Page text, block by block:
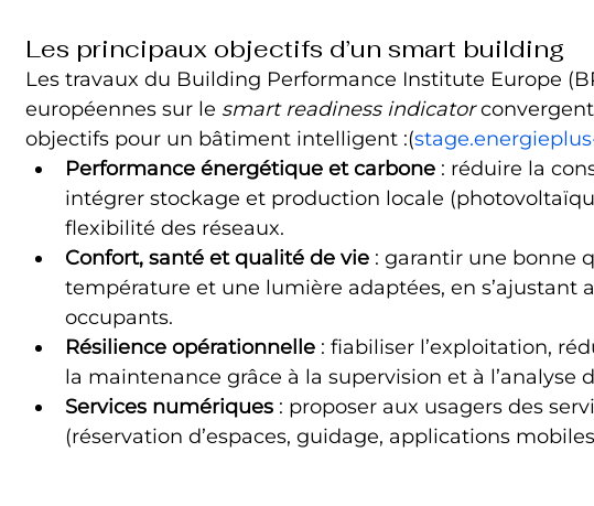
Les principaux objectifs d’un smart building
Les travaux du Building Performance Institute Europe
européennes sur le smart readiness indicator
objectifs pour un bâtiment intelligent :(
Performance énergétique et carbone : réduire la
intégrer stockage et production locale
flexibilité des réseaux.
Confort, santé et qualité de vie : garantir une bonne
température et une lumière adaptées, en s’ajustant
occupants.
Résilience opérationnelle : fiabiliser l’exploitation,
la maintenance grâce à la supervision et à l’analyse
Services numériques : proposer aux usagers des
(réservation d’espaces, guidage, applications